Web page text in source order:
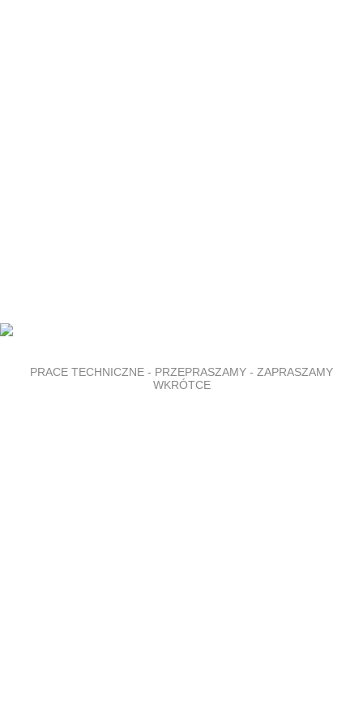
PRACE TECHNICZNE - PRZEPRASZAMY - ZAPRASZAMY
WKRÓTCE